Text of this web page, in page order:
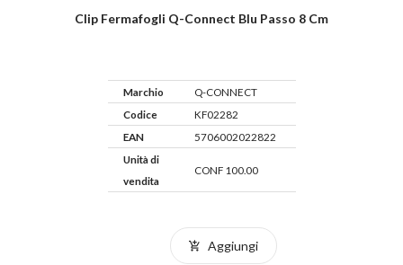
Clip Fermafogli Q-Connect Blu Passo 8 Cm
Marchio
Q-CONNECT
Codice
KF02282
EAN
5706002022822
Unità di
vendita
CONF 100.00
Aggiungi